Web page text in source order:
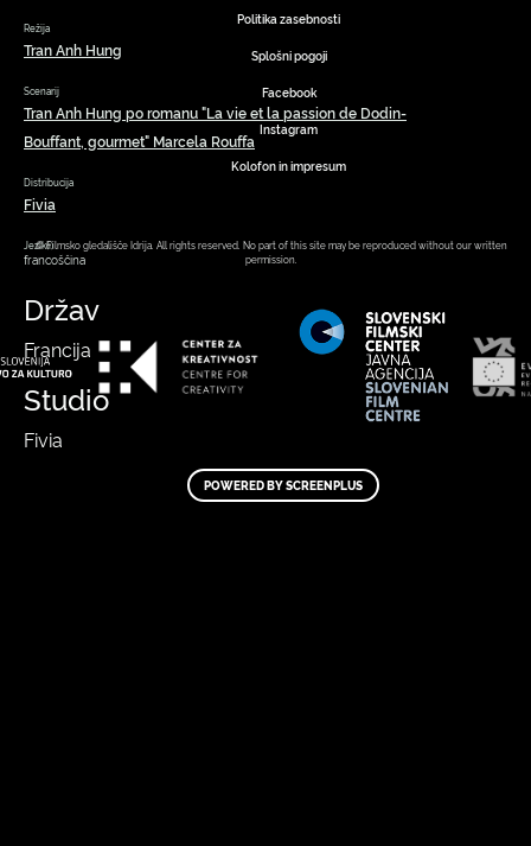
Režija
Tran Anh Hung
Scenarij
Tran Anh Hung po romanu "La vie et la passion de Dodin-
Bouffant, gourmet" Marcela Rouffa
Distribucija
Fivia
Jezik(i)
francoščina
Držav
Francija
Studio
Fivia
Politika zasebnosti
Splošni pogoji
Facebook
Instagram
Kolofon in impresum
© Filmsko gledališče Idrija. All rights reserved. No part of this site may be reproduced without our written
permission.
POWERED BY SCREENPLUS